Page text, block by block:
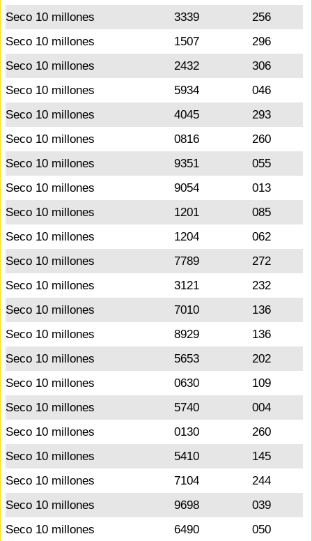
Seco 10 millones
3339
256
Seco 10 millones
1507
296
Seco 10 millones
2432
306
Seco 10 millones
5934
046
Seco 10 millones
4045
293
Seco 10 millones
0816
260
Seco 10 millones
9351
055
Seco 10 millones
9054
013
Seco 10 millones
1201
085
Seco 10 millones
1204
062
Seco 10 millones
7789
272
Seco 10 millones
3121
232
Seco 10 millones
7010
136
Seco 10 millones
8929
136
Seco 10 millones
5653
202
Seco 10 millones
0630
109
Seco 10 millones
5740
004
Seco 10 millones
0130
260
Seco 10 millones
5410
145
Seco 10 millones
7104
244
Seco 10 millones
9698
039
Seco 10 millones
6490
050